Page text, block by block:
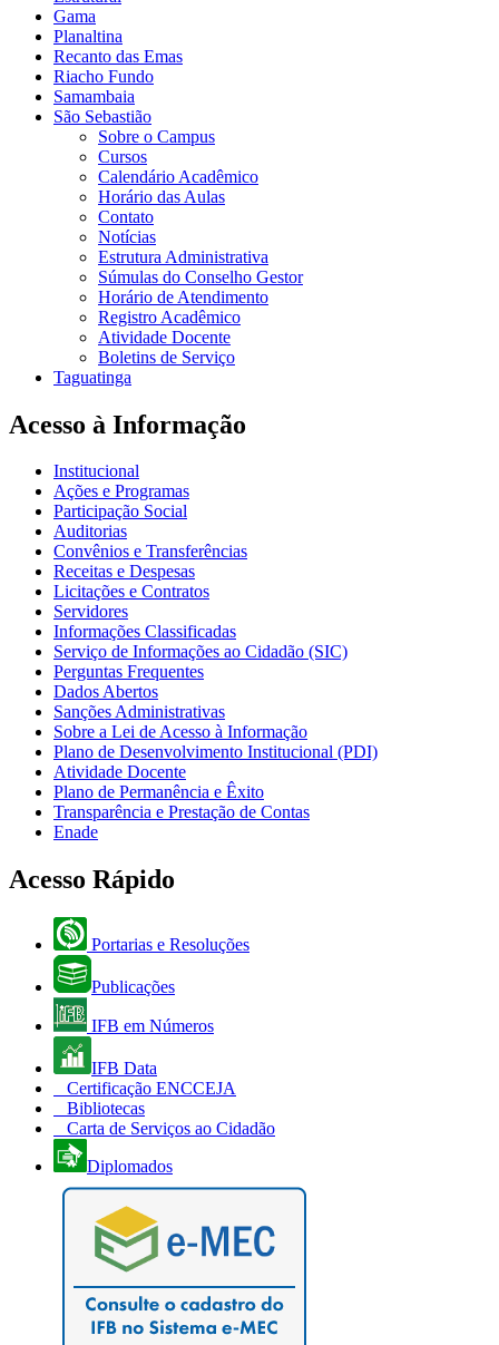
Gama
Planaltina
Recanto das Emas
Riacho Fundo
Samambaia
São Sebastião
Sobre o Campus
Cursos
Calendário Acadêmico
Horário das Aulas
Contato
Notícias
Estrutura Administrativa
Súmulas do Conselho Gestor
Horário de Atendimento
Registro Acadêmico
Atividade Docente
Boletins de Serviço
Taguatinga
Acesso à Informação
Institucional
Ações e Programas
Participação Social
Auditorias
Convênios e Transferências
Receitas e Despesas
Licitações e Contratos
Servidores
Informações Classificadas
Serviço de Informações ao Cidadão (SIC)
Perguntas Frequentes
Dados Abertos
Sanções Administrativas
Sobre a Lei de Acesso à Informação
Plano de Desenvolvimento Institucional (PDI)
Atividade Docente
Plano de Permanência e Êxito
Transparência e Prestação de Contas
Enade
Acesso Rápido
Portarias e Resoluções
Publicações
IFB em Números
IFB Data
Certificação ENCCEJA
Bibliotecas
Carta de Serviços ao Cidadão
Diplomados